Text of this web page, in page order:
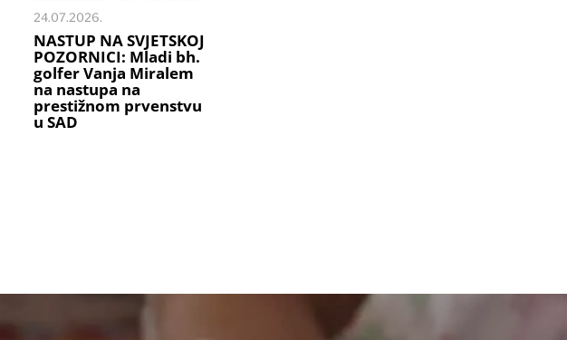
24.07.2026.
NASTUP NA SVJETSKOJ
POZORNICI: Mladi bh.
golfer Vanja Miralem
na nastupa na
prestižnom prvenstvu
u SAD